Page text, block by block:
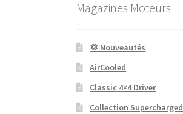
Magazines Moteurs
💢 Nouveautés
AirCooled
Classic 4×4 Driver
Collection Supercharged